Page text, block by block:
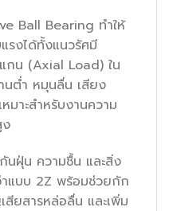
Ball Bearing ทำให้
รงได้ทั้งแนวรัศมี
กน (Axial Load) ใน
นต่ำ หมุนลื่น เสียง
มาะสำหรับงานความ
ง
นฝุ่น ความชื้น และสิ่ง
แบบ 2Z พร้อมช่วยกัก
สียสารหล่อลื่น และเพิ่ม